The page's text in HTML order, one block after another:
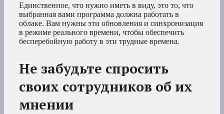
Единственное, что нужно иметь в виду, это то, что
выбранная вами программа должна работать в
облаке. Вам нужны эти обновления и синхронизация
в режиме реального времени, чтобы обеспечить
бесперебойную работу в эти трудные времена.
Не забудьте спросить
своих сотрудников об их
мнении